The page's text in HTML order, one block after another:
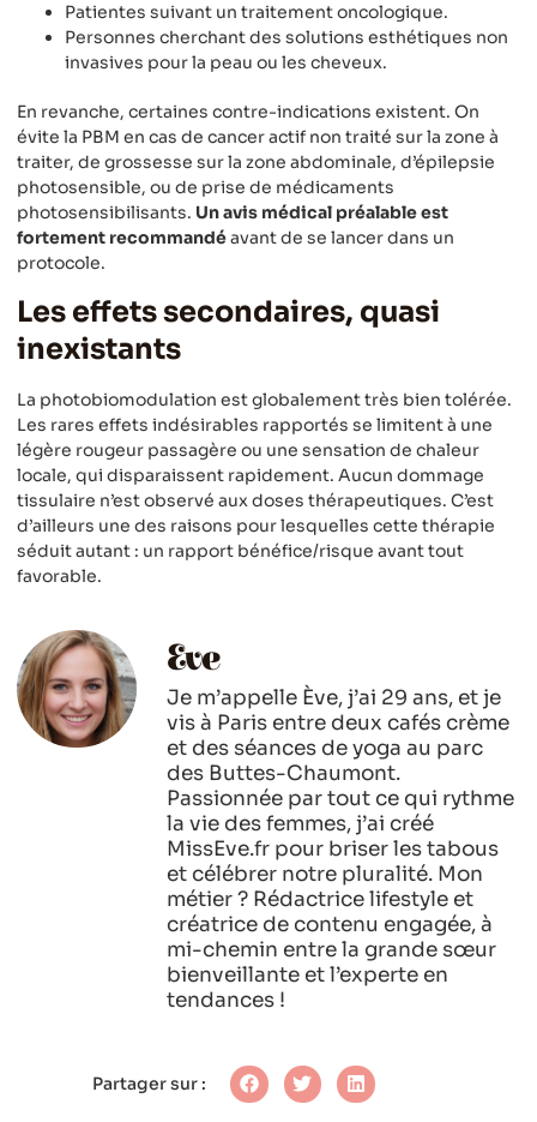
Patientes suivant un traitement oncologique.
Personnes cherchant des solutions esthétiques non
invasives pour la peau ou les cheveux.
En revanche, certaines contre-indications existent. On
évite la PBM en cas de cancer actif non traité sur la zone à
traiter, de grossesse sur la zone abdominale, d’épilepsie
photosensible, ou de prise de médicaments
photosensibilisants. Un avis médical préalable est
fortement recommandéavant de se lancer dans un
protocole.
Les effets secondaires, quasi
inexistants
La photobiomodulation est globalement très bien tolérée.
Les rares effets indésirables rapportés se limitent à une
légère rougeur passagère ou une sensation de chaleur
locale, qui disparaissent rapidement. Aucun dommage
tissulaire n’est observé aux doses thérapeutiques. C’est
d’ailleurs une des raisons pour lesquelles cette thérapie
séduit autant : un rapport bénéfice/risque avant tout
favorable.
Eve
Je m’appelle Ève, j’ai 29 ans, et je
vis à Paris entre deux cafés crème
et des séances de yoga au parc
des Buttes-Chaumont.
Passionnée par tout ce qui rythme
la vie des femmes, j’ai créé
MissEve.fr pour briser les tabous
et célébrer notre pluralité. Mon
métier ? Rédactrice lifestyle et
créatrice de contenu engagée, à
mi-chemin entre la grande sœur
bienveillante et l’experte en
tendances !
Partager sur :